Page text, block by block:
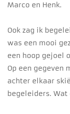
Marco en Henk.
Ook zag ik
was een mooi
een hoop gejoel
Op een gegeven
achter elkaar
begeleiders.